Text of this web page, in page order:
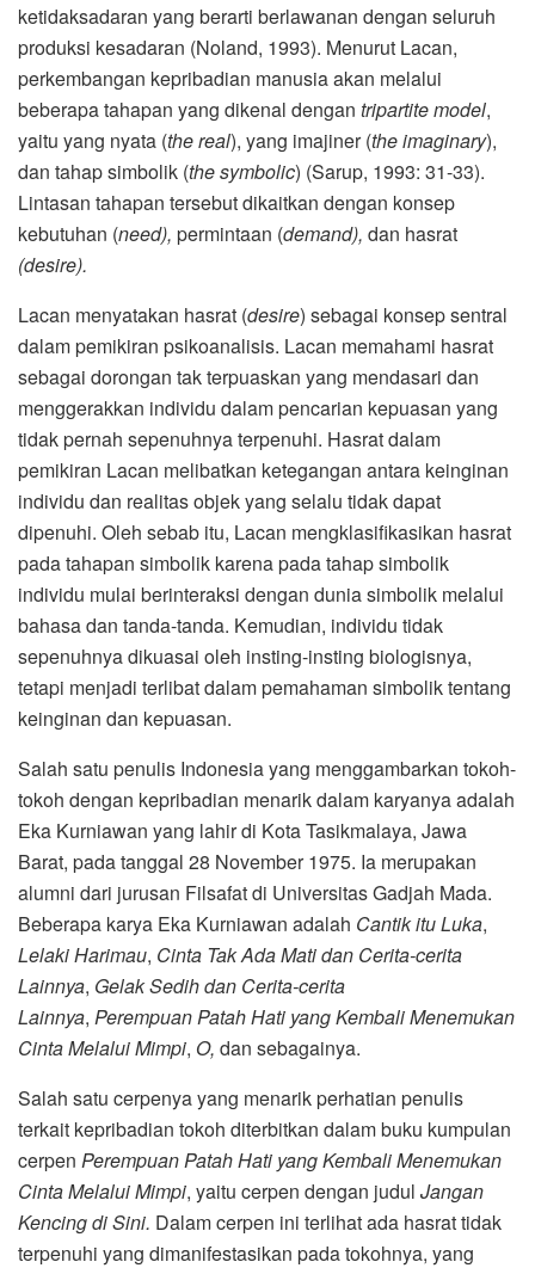
ketidaksadaran yang berarti berlawanan dengan seluruh
produksi kesadaran (Noland, 1993). Menurut Lacan,
perkembangan kepribadian manusia akan melalui
beberapa tahapan yang dikenal dengan tripartite model,
yaitu yang nyata (the real), yang imajiner (the imaginary),
dan tahap simbolik (the symbolic) (Sarup, 1993: 31-33).
Lintasan tahapan tersebut dikaitkan dengan konsep
kebutuhan (need), permintaan (demand), dan hasrat
(desire).
Lacan menyatakan hasrat (desire) sebagai konsep sentral
dalam pemikiran psikoanalisis. Lacan memahami hasrat
sebagai dorongan tak terpuaskan yang mendasari dan
menggerakkan individu dalam pencarian kepuasan yang
tidak pernah sepenuhnya terpenuhi. Hasrat dalam
pemikiran Lacan melibatkan ketegangan antara keinginan
individu dan realitas objek yang selalu tidak dapat
dipenuhi. Oleh sebab itu, Lacan mengklasifikasikan hasrat
pada tahapan simbolik karena pada tahap simbolik
individu mulai berinteraksi dengan dunia simbolik melalui
bahasa dan tanda-tanda. Kemudian, individu tidak
sepenuhnya dikuasai oleh insting-insting biologisnya,
tetapi menjadi terlibat dalam pemahaman simbolik tentang
keinginan dan kepuasan.
Salah satu penulis Indonesia yang menggambarkan tokoh-
tokoh dengan kepribadian menarik dalam karyanya adalah
Eka Kurniawan yang lahir di Kota Tasikmalaya, Jawa
Barat, pada tanggal 28 November 1975. Ia merupakan
alumni dari jurusan Filsafat di Universitas Gadjah Mada.
Beberapa karya Eka Kurniawan adalah Cantik itu Luka,
Lelaki Harimau, Cinta Tak Ada Mati dan Cerita-cerita
Lainnya, Gelak Sedih dan Cerita-cerita
Lainnya, Perempuan Patah Hati yang Kembali Menemukan
Cinta Melalui Mimpi, O, dan sebagainya.
Salah satu cerpenya yang menarik perhatian penulis
terkait kepribadian tokoh diterbitkan dalam buku kumpulan
cerpen Perempuan Patah Hati yang Kembali Menemukan
Cinta Melalui Mimpi, yaitu cerpen dengan judul Jangan
Kencing di Sini. Dalam cerpen ini terlihatada hasrat tidak
terpenuhi yang dimanifestasikan pada tokohnya, yang